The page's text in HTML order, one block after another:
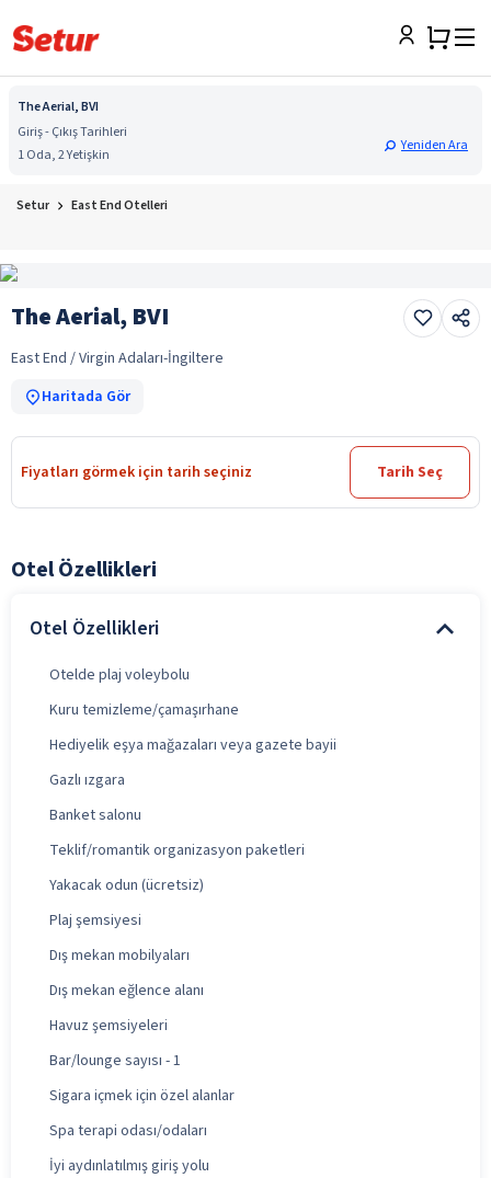
The Aerial, BVI
Giriş - Çıkış Tarihleri
1 Oda, 2 Yetişkin
Yeniden Ara
Setur East End Otelleri
The Aerial, BVI
East End / Virgin Adaları-İngiltere
Haritada Gör
Fiyatları görmek için tarih seçiniz Tarih Seç
Otel Özellikleri
Otel Özellikleri
Otelde plaj voleybolu
Kuru temizleme/çamaşırhane
Hediyelik eşya mağazaları veya gazete bayii
Gazlı ızgara
Banket salonu
Teklif/romantik organizasyon paketleri
Yakacak odun (ücretsiz)
Plaj şemsiyesi
Dış mekan mobilyaları
Dış mekan eğlence alanı
Havuz şemsiyeleri
Bar/lounge sayısı - 1
Sigara içmek için özel alanlar
Spa terapi odası/odaları
İyi aydınlatılmış giriş yolu